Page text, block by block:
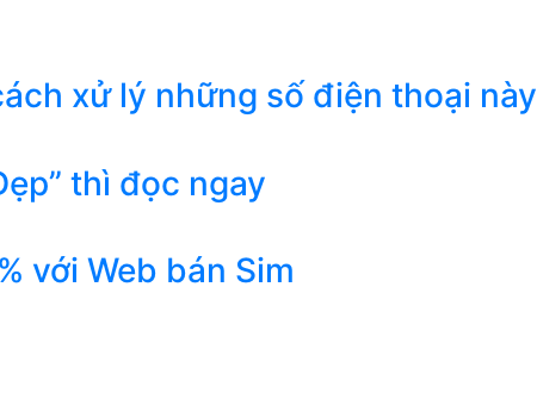
xử lý những số điện thoại này
thì đọc ngay
với Web bán Sim